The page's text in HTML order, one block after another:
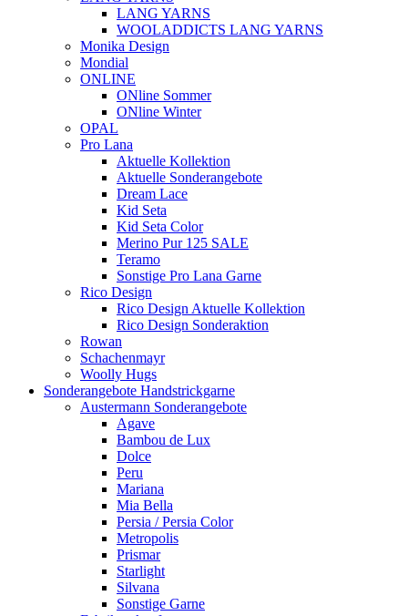
LANG YARNS
WOOLADDICTS LANG YARNS
Monika Design
Mondial
ONLINE
ONline Sommer
ONline Winter
OPAL
Pro Lana
Aktuelle Kollektion
Aktuelle Sonderangebote
Dream Lace
Kid Seta
Kid Seta Color
Merino Pur 125 SALE
Teramo
Sonstige Pro Lana Garne
Rico Design
Rico Design Aktuelle Kollektion
Rico Design Sonderaktion
Rowan
Schachenmayr
Woolly Hugs
Sonderangebote Handstrickgarne
Austermann Sonderangebote
Agave
Bambou de Lux
Dolce
Peru
Mariana
Mia Bella
Persia / Persia Color
Metropolis
Prismar
Starlight
Silvana
Sonstige Garne